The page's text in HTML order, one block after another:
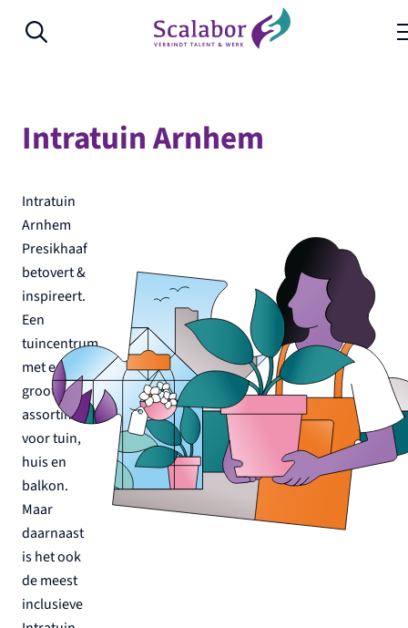
Intratuin Arnhem
Intratuin
Arnhem
Presikhaaf
betovert &
inspireert.
Een
tuincentrum
met een
groot
assortiment
voor tuin,
huis en
balkon.
Maar
daarnaast
is het ook
de meest
inclusieve